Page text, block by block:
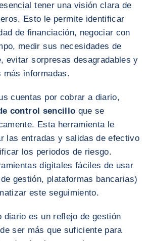
tener una visión clara de
Esto le permite identificar
de financiación, negociar con
medir sus necesidades de
evitar sorpresas desagradables y
más informadas.
cuentas por cobrar a diario,
control sencillo que se
Esta herramienta le
las entradas y salidas de efectivo
los periodos de riesgo.
digitales fáciles de usar
gestión, plataformas bancarias)
este seguimiento.
diario es un reflejo de gestión
ser más que suficiente para